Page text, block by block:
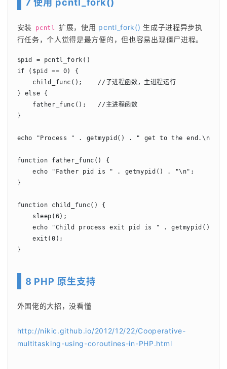
安装 pcntl 扩展，使用 pcntl_fork() 生成子进程异步执
行任务，个人觉得是最方便的，但也容易出现僵尸进程。
$pid = pcntl_fork()
if ($pid == 0) {
child_func();    //子进程函数，主进程运行
} else {
father_func();   //主进程函数
}
echo "Process " . getmypid() . " get to the end.\n";
function father_func() {
echo "Father pid is " . getmypid() . "\n";
}
function child_func() {
sleep(6);
echo "Child process exit pid is " . getmypid() .
exit(0);
}
8 PHP 原生支持
外国佬的大招，没看懂
http://nikic.github.io/2012/12/22/Cooperative-
multitasking-using-coroutines-in-PHP.html